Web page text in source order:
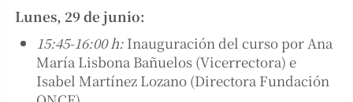
Lunes, 29 de junio:
15:45-16:00 h: Inauguración del curso por Ana
María Lisbona Bañuelos (Vicerrectora) e
Isabel Martínez Lozano (Directora Fundación